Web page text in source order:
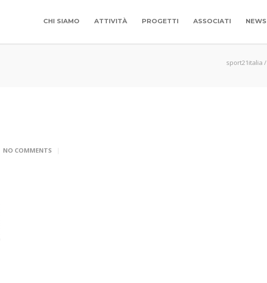
CHI SIAMO ATTIVITÀ PROGETTI ASSOCIATI NEWS
sport21italia /
NO COMMENTS